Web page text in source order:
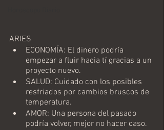
ARIES
ECONOMÍA: El dinero podría
empezar a fluir hacia tí gracias a un
proyecto nuevo.
SALUD: Cuidado con los posibles
resfriados por cambios bruscos de
temperatura.
AMOR: Una persona del pasado
podría volver, mejor no hacer caso.